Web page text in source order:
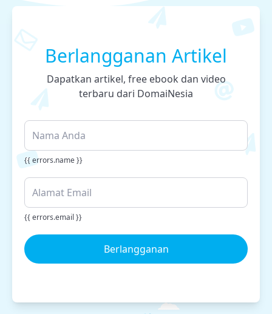
Berlangganan Artikel
Dapatkan artikel, free ebook dan video
terbaru dari DomaiNesia
{{ errors.name }}
{{ errors.email }}
Berlangganan